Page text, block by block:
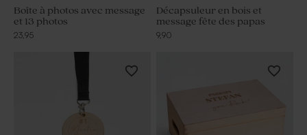
Boîte à photos avec message
et 13 photos
23,95
Décapsuleur en bois et
message fête des papas
9,90